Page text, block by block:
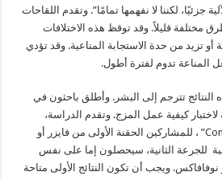
جزئيًا، لكننا لا نفهمها تمامًا”. وتقدم اللقاحات
مختلفة قليلاً. وقد توقظ هذه الاختلافات
أو تزيد من حدة الاستجابة المناعية. وقد تؤدي
المناعة تدوم لفترة أطول.
النتائج تترجم إلى البشر. وأطلق باحثون في
كيفية عمل المزج. وتقدم الدراسة،
المسماة “كوم-كو ڤي Com-CoV” ، للمشاركين الحقنة الأولى من فايزر أو
للجرعة الثانية، سيحصلون إما على نفس
نوفافاكس. ويجب أن تكون النتائج الأولى متاحة